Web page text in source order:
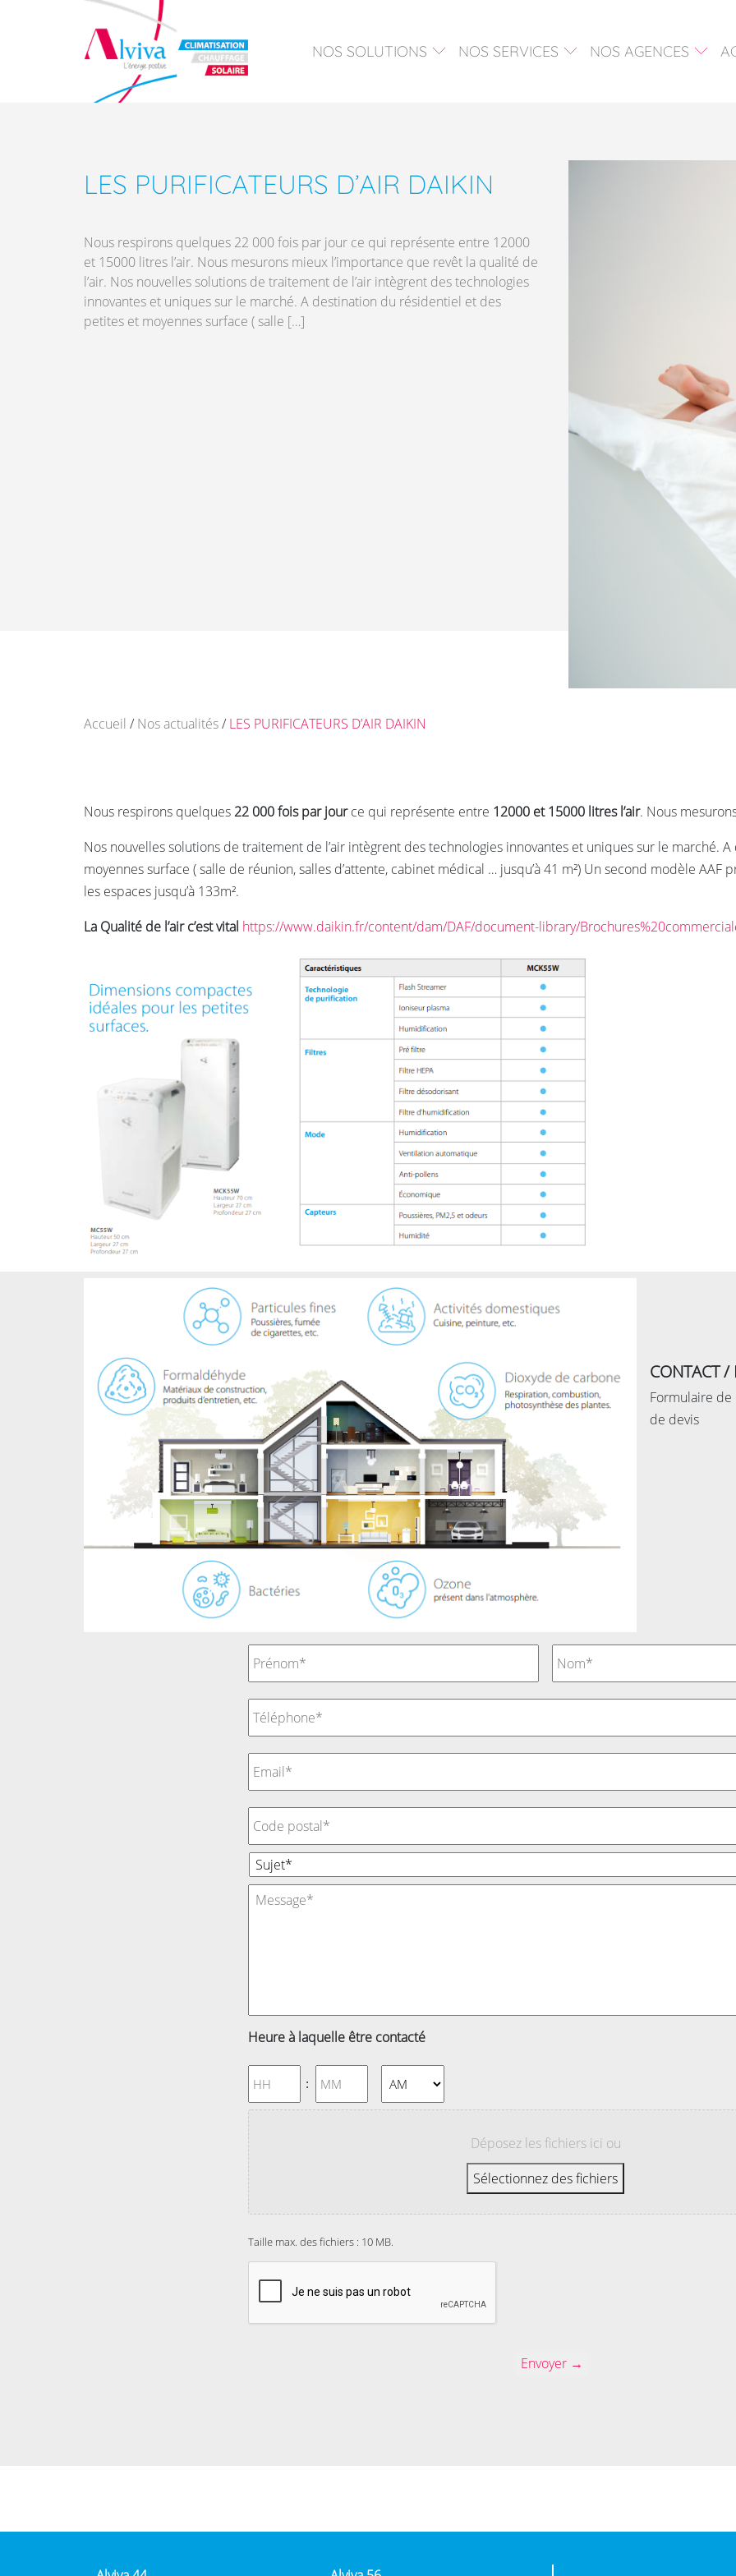
NOS SOLUTIONS
TRAITEMENT DE
NOS SOLUTIONS
EN SOLAIRE
NOS SERVICES NOS AGENCES
LES PURIFICATEURS D’AIR DAIKIN
Nous respirons quelques 22 000 fois par jour ce qui représente entre 12000
et 15000 litres l’air. Nous mesurons mieux l’importance que revêt la qualité de
l’air. Nos nouvelles solutions de traitement de l’air intègrent des technologies
innovantes et uniques sur le marché. A destination du résidentiel et des
petites et moyennes surface ( salle […]
Accueil / Nos actualités/ LES PURIFICATEURS D’AIR DAIKIN
Nous respirons quelques22 000 fois par jource qui représente entre 12000 et 15000 litres l’air. Nous
Nos nouvelles solutions de traitement de l’air intègrent des technologies innovantes et uniques sur le marché.
moyennes surface ( salle de réunion, salles d’attente, cabinet médical … jusqu’à 41 m²) Un second modèle
les espaces jusqu’à 133m².
La Qualité de l’air c’est vital https://www.daikin.fr/content/dam/DAF/document-library/
CONTACT /
Formulaire
de devis
Prénom * Nom *
Téléphone *
E-
mail *
Code
postal* *
Sujet *
Message
*
Heure à laquelle être contacté
:
Heures Minutes
Déposez
vos
fichiers
ici
ou
Déposez les fichiers ici ou
Sélectionnez des fichiers
Taille max. des fichiers : 10 MB.